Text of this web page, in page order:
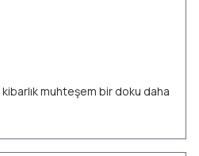
muhteşem bir doku daha